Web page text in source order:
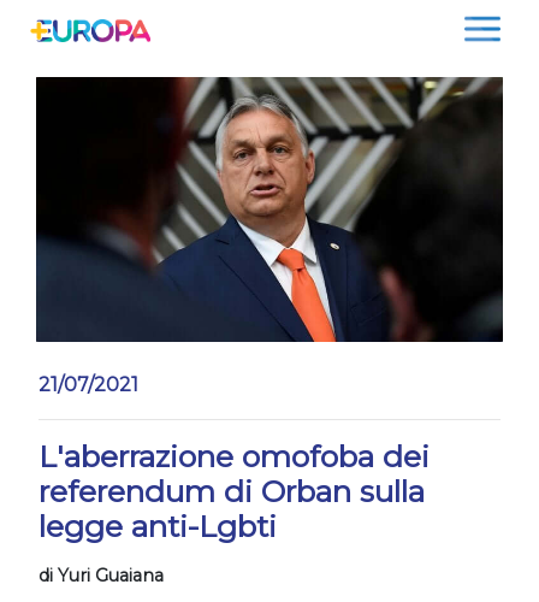
21/07/2021
L'aberrazione omofoba dei
referendum di Orban sulla
legge anti-Lgbti
di Yuri Guaiana